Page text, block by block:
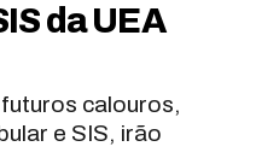
da UEA
calouros,
e SIS, irão